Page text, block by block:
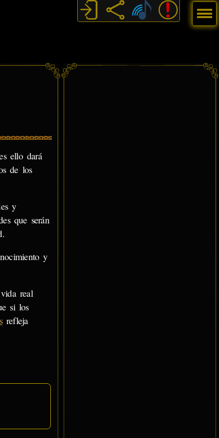
ello dará
de los
y
que serán
y
real
si los
refleja
Menú